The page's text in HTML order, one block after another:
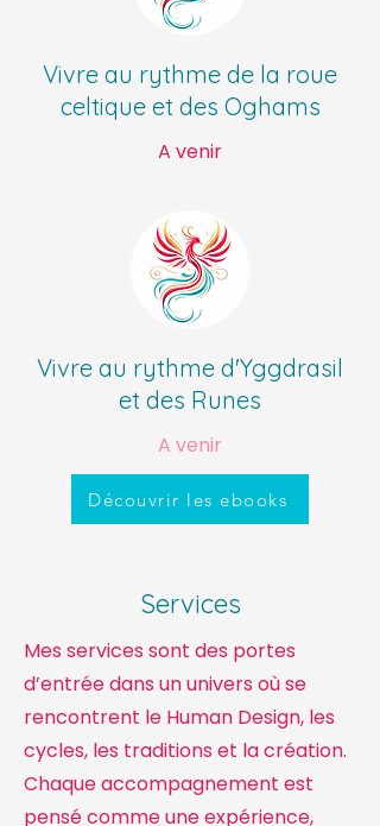
Vivre au rythme de la roue
celtique et des Oghams
A venir
Vivre au rythme d'Yggdrasil
et des Runes
A venir
Découvrir les ebooks
Services
Mes services sont des portes
d’entrée dans un univers où se
rencontrent le Human Design, les
cycles, les traditions et la création.
Chaque accompagnement est
pensé comme une expérience,